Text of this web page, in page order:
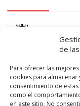
de
Para ofrecer las
cookies para
consentimiento de
como el
en este sitio. No
logo SID